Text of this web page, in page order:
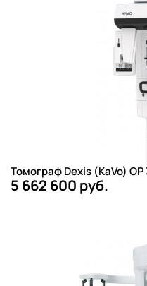
Томограф Dexis (KaVo) OP
5 662 600 руб.